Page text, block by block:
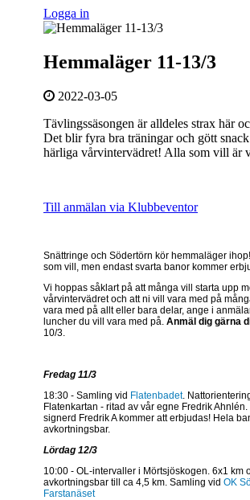
Logga in
Hemmaläger 11-13/3
2022-03-05
Tävlingssäsongen är alldeles strax här
Det blir fyra bra träningar och gött
härliga vårvintervädret! Alla som vill är
Till anmälan via Klubbeventor
Snättringe och Södertörn kör hemmaläger
som vill, men endast svarta banor kommer
Vi hoppas såklart på att många vill starta upp
vårvintervädret och att ni vill vara med på
vara med på allt eller bara delar, ange i
luncher du vill vara med på. Anmäl dig gärna
10/3.
Fredag 11/3
18:30 - Samling vid Flatenbadet.
Flatenkartan - ritad av vår egne Fredrik
signerd Fredrik A kommer att erbjudas! Hela
avkortningsbar.
Lördag 12/3
10:00 - OL-intervaller i Mörtsjöskogen. 6x1 km
avkortningsbar till ca 4,5 km. Samling vid OK
Farstanäset